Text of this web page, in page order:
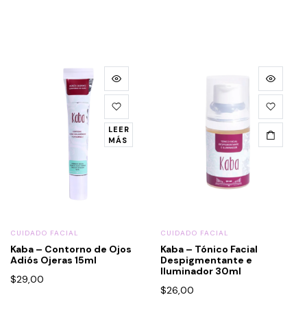
LEER
MÁS
CUIDADO FACIAL
Kaba – Contorno de Ojos
Adiós Ojeras 15ml
$29,00
CUIDADO FACIAL
Kaba – Tónico Facial
Despigmentante e
Iluminador 30ml
$26,00